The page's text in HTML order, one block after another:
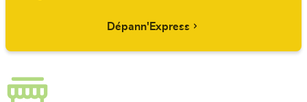
Dépann'Express